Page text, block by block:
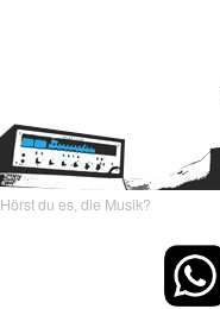
Hörst du es, die Musik?